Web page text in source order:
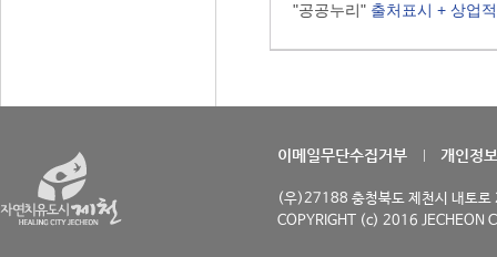
"공공누리" 출처표시 + 상업
이메일무단수집거부 개인정
(우)27188 충청북도 제천시 내토
COPYRIGHT (c) 2016 JECHEON